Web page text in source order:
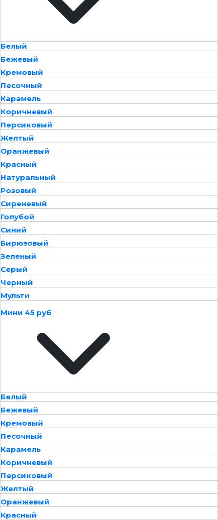
Белый
Бежевый
Кремовый
Песочный
Карамель
Коричневый
Персиковый
Желтый
Оранжевый
Красный
Натуральный
Розовый
Сиреневый
Голубой
Синий
Бирюзовый
Зеленый
Серый
Черный
Мульти
Мини 45 руб
Белый
Бежевый
Кремовый
Песочный
Карамель
Коричневый
Персиковый
Желтый
Оранжевый
Красный